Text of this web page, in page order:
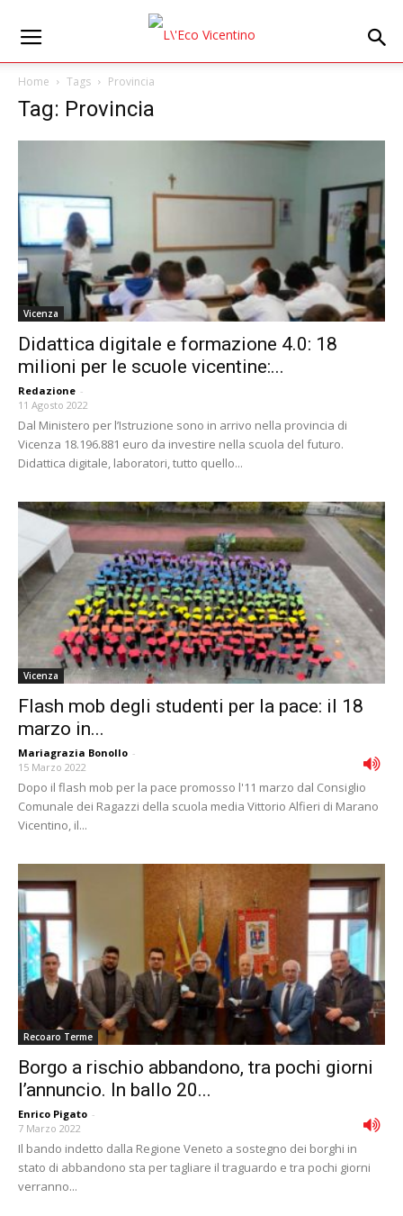
Home Tags Provincia
Tag: Provincia
Vicenza
Didattica digitale e formazione 4.0: 18
milioni per le scuole vicentine:...
Redazione -
11 Agosto 2022
Dal Ministero per l’Istruzione sono in arrivo nella provincia di
Vicenza 18.196.881 euro da investire nella scuola del futuro.
Didattica digitale, laboratori, tutto quello...
Vicenza
Flash mob degli studenti per la pace: il 18
marzo in...
Mariagrazia Bonollo -
15 Marzo 2022
Dopo il flash mob per la pace promosso l'11 marzo dal Consiglio
Comunale dei Ragazzi della scuola media Vittorio Alfieri di Marano
Vicentino, il...
Recoaro Terme
Borgo a rischio abbandono, tra pochi giorni
l’annuncio. In ballo 20...
Enrico Pigato -
7 Marzo 2022
Il bando indetto dalla Regione Veneto a sostegno dei borghi in
stato di abbandono sta per tagliare il traguardo e tra pochi giorni
verranno...